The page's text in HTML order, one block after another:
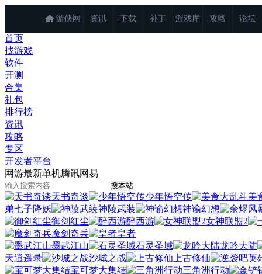
游侠网 资讯 下载 补丁 游戏库 攻略 论坛
首页
找游戏
软件
开测
合集
礼包
排行榜
资讯
攻略
专区
开发者平台
网游最新单机腾讯网易
天书奇谈 少年悟空传
美
弟七子降妖
神陵武装
神谕幻想
御剑红尘
醉西游
女神联盟2
魔剑奇兵
皇者
墨武江山
石灵圣域
龙吟大陆
天逍遥录
沙城之战
上古修仙
宝可梦大集结
三角洲行动